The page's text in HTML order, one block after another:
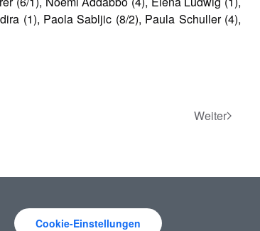
(1), Paola Sabljic (8/2), Paula Schuller (4),
Weiter
Cookie-Einstellungen